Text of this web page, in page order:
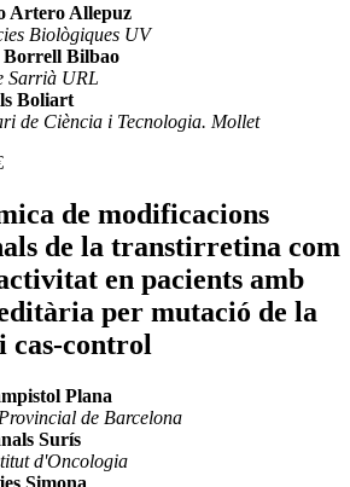
Artero Allepuz
Biològiques UV
Borrell Bilbao
Sarrià URL
Boliart
de Ciència i Tecnologia. Mollet
de modificacions
de la transtirretina com
en pacients amb
per mutació de la
cas-control
Plana
de Barcelona
Surís
d'Oncologia
Simona